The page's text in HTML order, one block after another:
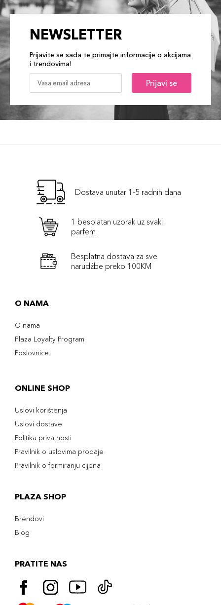
NEWSLETTER
Prijavite se sada te primajte informacije o akcijama
i trendovima!
Prijavi se
Dostava unutar 1-5 radnih dana
1 besplatan uzorak uz svaki
parfem
Besplatna dostava za sve
narudźbe preko 100KM
O NAMA
O nama
Plaza Loyalty Program
Poslovnice
ONLINE SHOP
Uslovi korištenja
Uslovi dostave
Politika privatnosti
Pravilnik o uslovima prodaje
Pravilnik o formiranju cijena
PLAZA SHOP
Brendovi
Blog
PRATITE NAS